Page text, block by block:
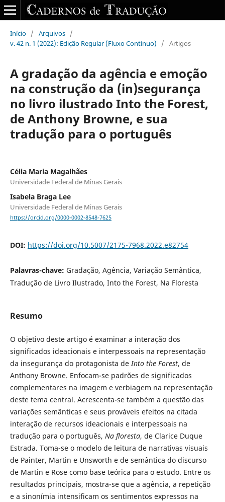
Início / Arquivos /
v. 42 n. 1 (2022): Edição Regular (Fluxo Contínuo)
/ Artigos
A gradação da agência e emoção
na construção da (in)segurança
no livro ilustrado Into the Forest,
de Anthony Browne, e sua
tradução para o português
Célia Maria Magalhães
Universidade Federal de Minas Gerais
Isabela Braga Lee
Universidade Federal de Minas Gerais
https://orcid.org/0000-0002-8548-7625
DOI: https://doi.org/10.5007/2175-7968.2022.e82754
Palavras-chave: Gradação, Agência, Variação Semântica,
Tradução de Livro Ilustrado, Into the Forest, Na Floresta
Resumo
O objetivo deste artigo é examinar a interação dos
significados ideacionais e interpessoais na representação
da insegurança do protagonista deInto the Forest, de
Anthony Browne. Enfocam-se padrões de significados
complementares na imagem e verbiagem na representação
deste tema central. Acrescenta-se também a questão das
variações semânticas e seus prováveis efeitos na citada
interação de recursos ideacionais e interpessoais na
tradução para o português, Na floresta, de Clarice Duque
Estrada. Toma-se o modelo de leitura de narrativas visuais
de Painter, Martin e Unsworth e de semântica do discurso
de Martin e Rose como base teórica para o estudo. Entre os
resultados principais, mostra-se que a agência, a repetição
e a sinonímia intensificam os sentimentos expressos na